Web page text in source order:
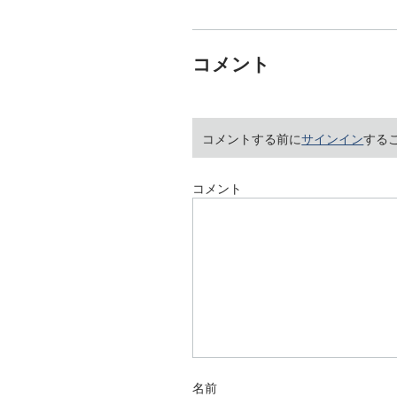
コメント
コメントする前にサインインする
コメント
名前